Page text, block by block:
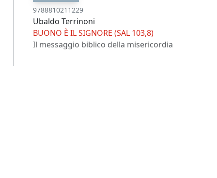
9788810211229
Ubaldo Terrinoni
BUONO È IL SIGNORE (SAL 103,8)
Il messaggio biblico della misericordia